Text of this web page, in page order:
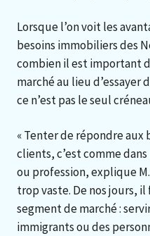
Lorsque l’on voit les
besoins immobiliers des
combien il est important
marché au lieu d’essayer
ce n’est pas le seul
« Tenter de répondre aux
clients, c’est comme
ou profession, explique
trop vaste. De nos jours,
segment de marché :
immigrants ou des